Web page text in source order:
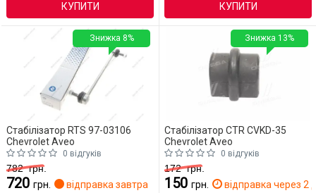
КУПИТИ КУПИТИ
Стабілізатор RTS 97-03106
Chevrolet Aveo
0 відгуків
782грн.
720 грн. відправка завтра
Знижка 8%
Стабілізатор CTR CVKD-35
Chevrolet Aveo
0 відгуків
172грн.
150 грн. відправка через 2
Знижка 13%